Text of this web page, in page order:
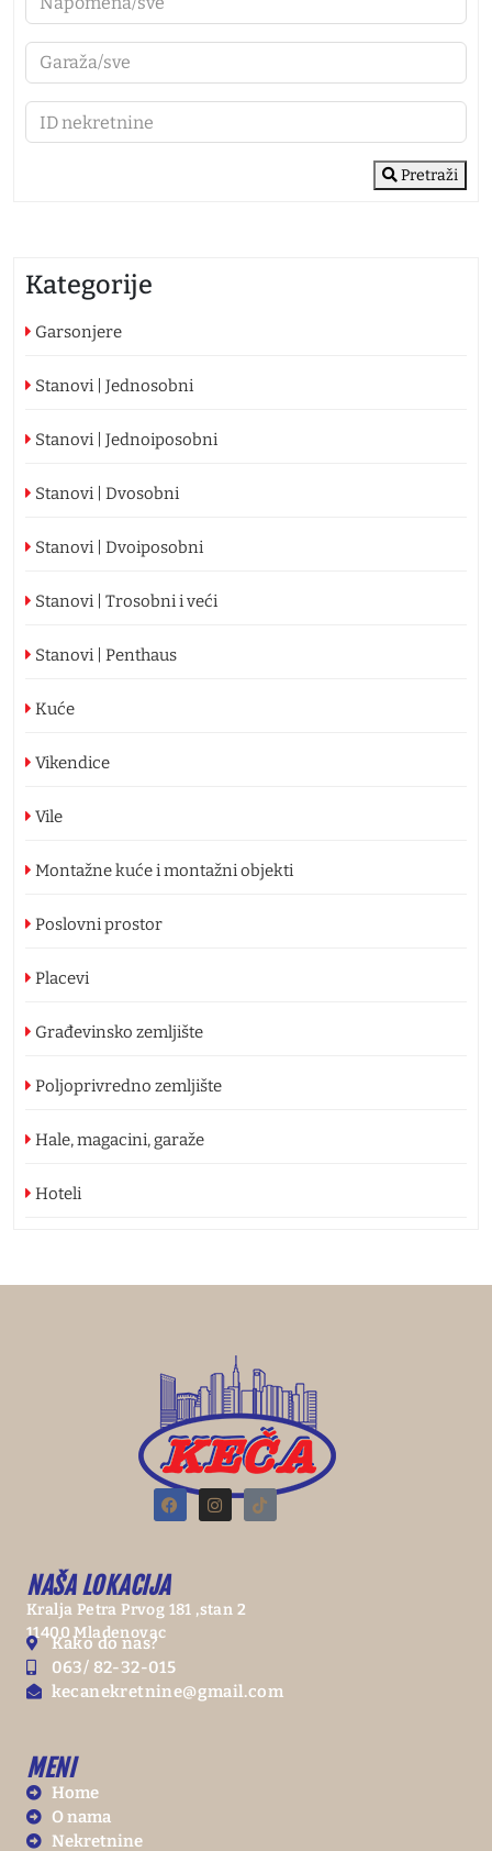
Pretraži
Kategorije
Garsonjere
Stanovi | Jednosobni
Stanovi | Jednoiposobni
Stanovi | Dvosobni
Stanovi | Dvoiposobni
Stanovi | Trosobni i veći
Stanovi | Penthaus
Kuće
Vikendice
Vile
Montažne kuće i montažni objekti
Poslovni prostor
Placevi
Građevinsko zemljište
Poljoprivredno zemljište
Hale, magacini, garaže
Hoteli
NAŠA LOKACIJA
Kralja Petra Prvog 181 ,stan 2
11400 Mladenovac
Kako do nas?
063/ 82-32-015
kecanekretnine@gmail.com
MENI
Home
O nama
Nekretnine